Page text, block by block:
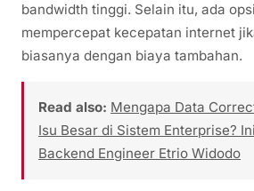
bandwidth tinggi. Selain itu, ada
mempercepat kecepatan internet
biasanya dengan biaya tambahan.
Read also: Mengapa Data
Isu Besar di Sistem Enterprise?
Backend Engineer Etrio Widodo